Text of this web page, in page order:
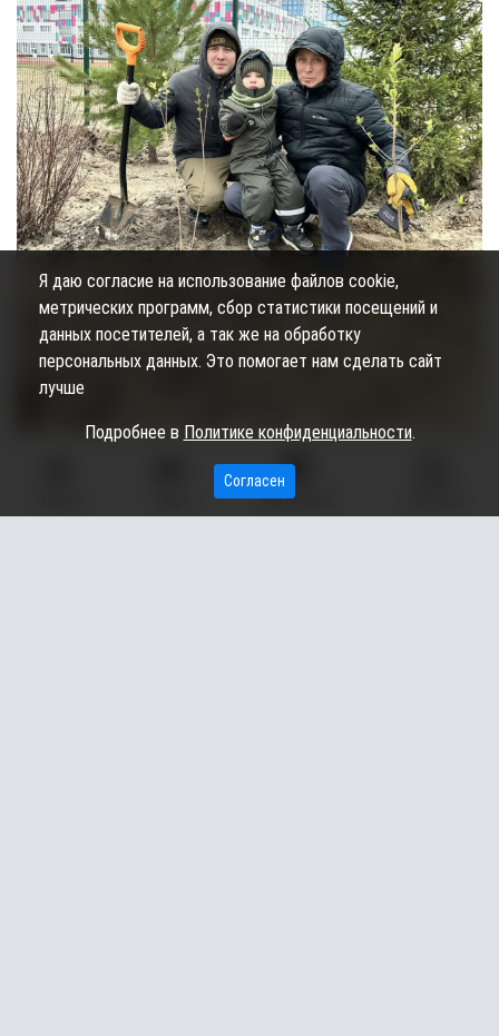
Подписывайтесь на наш канал вMax,
МЫ НА КАРТЕ
Я даю согласие на использование файлов cookie,
метрических программ, сбор статистики посещений и
данных посетителей, а так же на обработку
персональных данных. Это помогает нам сделать сайт
лучше
Подробнее в Политике конфиденциальности.
Согласен